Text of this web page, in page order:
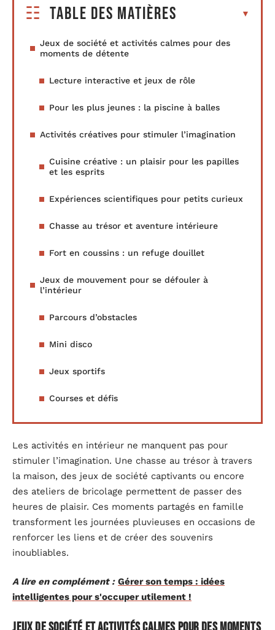
Table des matières
Jeux de société et activités calmes pour des
moments de détente
Lecture interactive et jeux de rôle
Pour les plus jeunes : la piscine à balles
Activités créatives pour stimuler l’imagination
Cuisine créative : un plaisir pour les papilles
et les esprits
Expériences scientifiques pour petits curieux
Chasse au trésor et aventure intérieure
Fort en coussins : un refuge douillet
Jeux de mouvement pour se défouler à
l’intérieur
Parcours d’obstacles
Mini disco
Jeux sportifs
Courses et défis
Les activités en intérieur ne manquent pas pour
stimuler l’imagination. Une chasse au trésor à travers
la maison, des jeux de société captivants ou encore
des ateliers de bricolage permettent de passer des
heures de plaisir. Ces moments partagés en famille
transforment les journées pluvieuses en occasions de
renforcer les liens et de créer des souvenirs
inoubliables.
A lire en complément : Gérer son temps : idées
intelligentes pour s'occuper utilement !